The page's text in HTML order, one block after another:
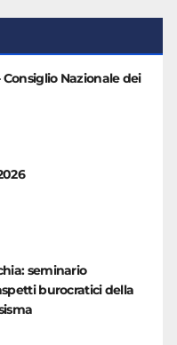
Consiglio Nazionale dei
seminario
burocratici della